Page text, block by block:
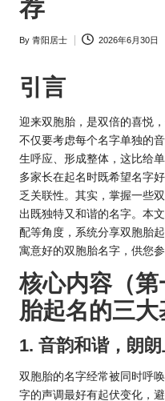
查
_2ebc.com
荐
Posted
By 青阳居士 2026年6月30日
引言
迎来双胞胎，是双倍的喜悦
不仅要考虑每个名字单独的
生呼应、形成整体，这比给
多家长在起名时既希望名字
乏关联性。其实，掌握一些
出既独特又和谐的名字。本
配等角度，系统分享双胞胎
寓意好的双胞胎名字，供您参
核心内容（
胎起名的三大
1. 音韵和谐，朗朗
双胞胎的名字经常被同时呼
字的声调最好有起伏变化，